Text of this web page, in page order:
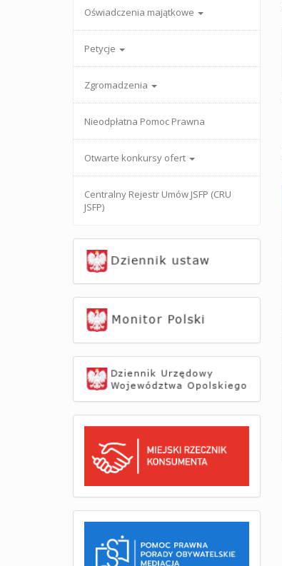
Oświadczenia majątkowe
Petycje
Zgromadzenia
Nieodpłatna Pomoc Prawna
Otwarte konkursy ofert
Centralny Rejestr Umów JSFP (CRU
JSFP)